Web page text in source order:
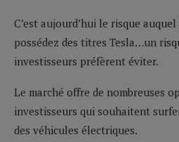
C’est aujourd’hui le risque
possédez des titres Tesla…un
investisseurs préfèrent éviter.
Le marché offre de nombreuses
investisseurs qui souhaitent
des véhicules électriques.